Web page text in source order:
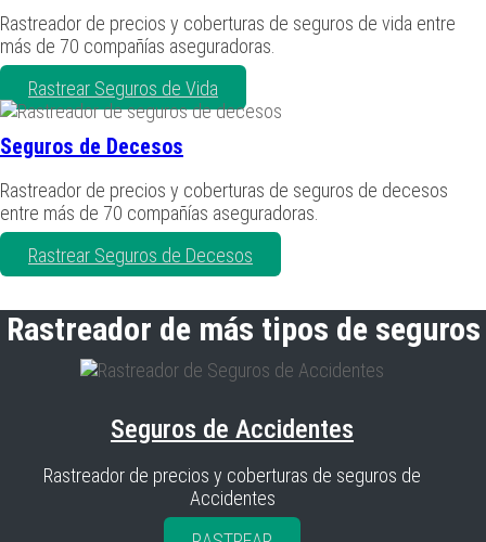
Rastreador de precios y coberturas de seguros de vida entre
más de 70 compañías aseguradoras.
Rastrear Seguros de Vida
Seguros de Decesos
Rastreador de precios y coberturas de seguros de decesos
entre más de 70 compañías aseguradoras.
Rastrear Seguros de Decesos
Rastreador de más tipos de seguros
Seguros de Accidentes
Rastreador de precios y coberturas de seguros de
Accidentes